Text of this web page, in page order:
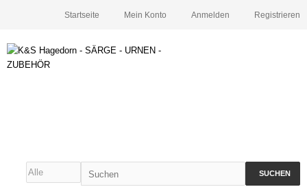
Registrieren
Anmelden
Mein Konto
Startseite
SUCHEN